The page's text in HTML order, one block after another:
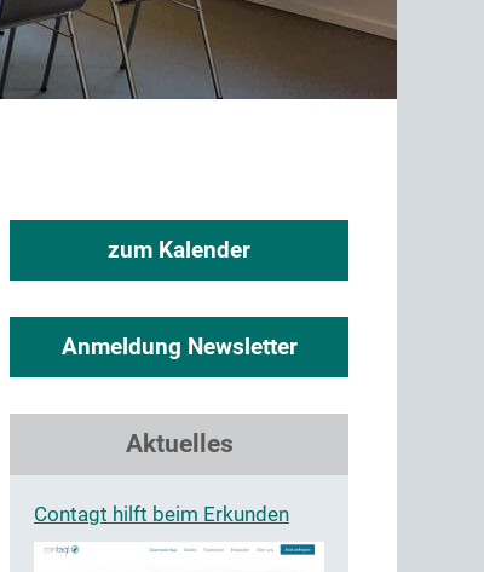
zum Kalender
Anmeldung Newsletter
Aktuelles
Contagt hilft beim Erkunden